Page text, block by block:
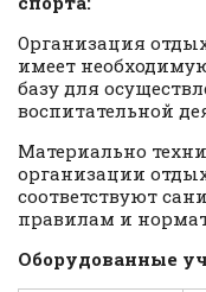
Организация
имеет
базу для
воспитательной
Материально
организации
соответствуют
правилам и
Оборудованные